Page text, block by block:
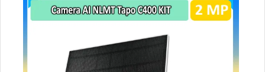
GB.